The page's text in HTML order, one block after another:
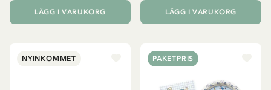
LÄGG I VARUKORG LÄGG I VARUKORG
NYINKOMMET PAKETPRIS